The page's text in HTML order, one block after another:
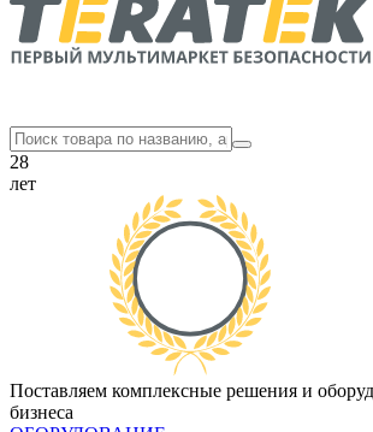
28
лет
Поставляем комплексные решения и
бизнеса